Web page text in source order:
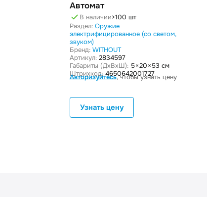
Автомат
В наличии>100 шт
Раздел: Оружие
электрифицированное (со светом,
звуком)
Бренд: WITHOUT
Артикул:2834597
Габариты (ДxВxШ):5 × 20 × 53 см
Штрихкод:4650642001727
Авторизуйтесь, чтобы узнать цену
Узнать цену